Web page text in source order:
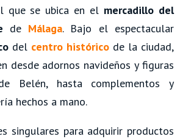
que se ubica en el mercadillo del
de Málaga. Bajo el espectacular
del centro histórico de la ciudad,
desde adornos navideños y figuras
Belén, hasta complementos y
hechos a mano.
singulares para adquirir productos